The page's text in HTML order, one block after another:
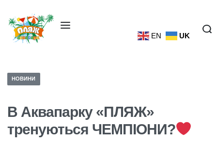
EN UK
НОВИНИ
В Аквапарку «ПЛЯЖ»
тренуються ЧЕМПІОНИ?